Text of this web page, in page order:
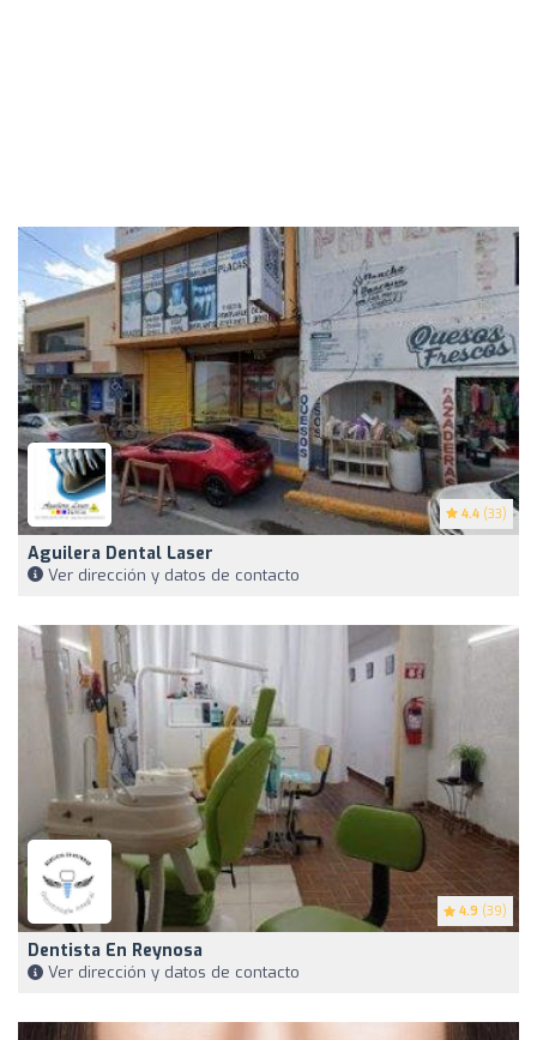
4.4 (33)
Aguilera Dental Laser
Ver dirección y datos de contacto
4.9 (39)
Dentista En Reynosa
Ver dirección y datos de contacto